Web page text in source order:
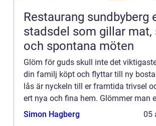
Restaurang sundbyberg en
stadsdel som gillar mat,
och spontana möten
Glöm för guds skull inte det
din familj köpt och flyttar till ny
lås är nyckeln till er framtida trivsel
ert nya och fina hem. Glömmer man
enkel...
Simon Hagberg 05